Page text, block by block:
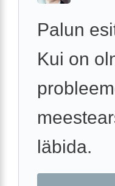
Palun
Kui on
läbida.